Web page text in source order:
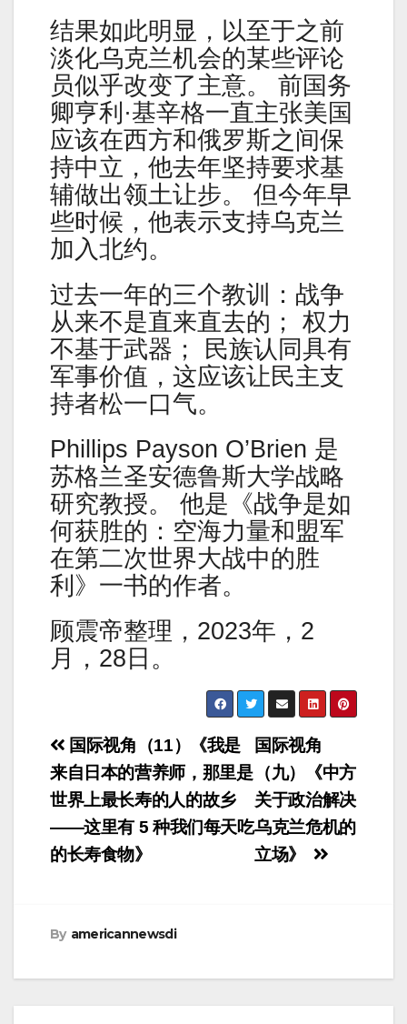
结果如此明显，以至于之前
淡化乌克兰机会的某些评论
员似乎改变了主意。 前国务
卿亨利·基辛格一直主张美国
应该在西方和俄罗斯之间保
持中立，他去年坚持要求基
辅做出领土让步。 但今年早
些时候，他表示支持乌克兰
加入北约。
过去一年的三个教训：战争
从来不是直来直去的； 权力
不基于武器； 民族认同具有
军事价值，这应该让民主支
持者松一口气。
Phillips Payson O’Brien 是
苏格兰圣安德鲁斯大学战略
研究教授。 他是《战争是如
何获胜的：空海力量和盟军
在第二次世界大战中的胜
利》一书的作者。
顾震帝整理，2023年，2
月，28日。
Post
navigation
国际视角
（九）《中方
关于政治解决
乌克兰危机的
立场》
国际视角（11）《我是
来自日本的营养师，那里是
世界上最长寿的人的故乡
——这里有 5 种我们每天吃
的长寿食物》
By americannewsdi